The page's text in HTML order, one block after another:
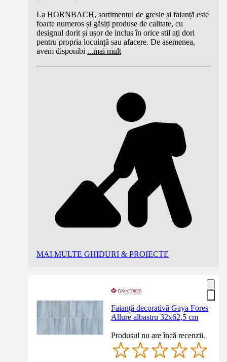
La HORNBACH, sortimentul de gresie și faianță este
foarte numeros și găsiți produse de calitate, cu
designul dorit și ușor de inclus în orice stil ați dori
pentru propria locuință sau afacere. De asemenea,
avem disponibi ...mai mult
MAI MULTE GHIDURI & PROIECTE
Faianță decorativă Gaya Fores
Allure albastru 32x62,5 cm
Produsul nu are încă recenzii.